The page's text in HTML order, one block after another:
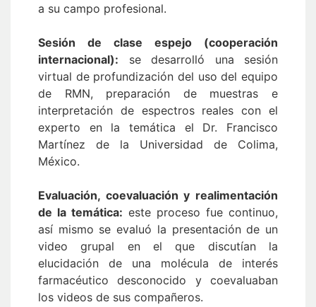
a su campo profesional.
Sesión de clase espejo (cooperación
internacional): se desarrolló una sesión
virtual de profundización del uso del equipo
de RMN, preparación de muestras e
interpretación de espectros reales con el
experto en la temática el Dr. Francisco
Martínez de la Universidad de Colima,
México.
Evaluación, coevaluación y realimentación
de la temática: este proceso fue continuo,
así mismo se evaluó la presentación de un
video grupal en el que discutían la
elucidación de una molécula de interés
farmacéutico desconocido y coevaluaban
los videos de sus compañeros.